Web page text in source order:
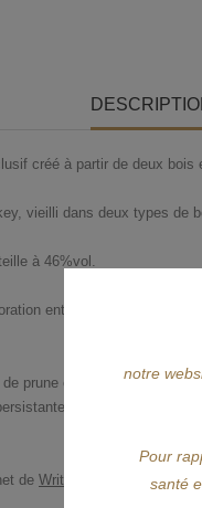
créé à partir de deux
vieilli dans deux types
à 46%vol.
entre la famille Walsh
prune et de poire pochée.
de Writer's Tears
notre
Pour
santé